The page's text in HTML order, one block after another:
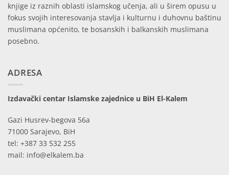
knjige iz raznih oblasti islamskog učenja, ali u širem opusu u
fokus svojih interesovanja stavlja i kulturnu i duhovnu baštinu
muslimana općenito, te bosanskih i balkanskih muslimana
posebno.
ADRESA
Izdavački centar Islamske zajednice u BiH El-Kalem
Gazi Husrev-begova 56a
71000 Sarajevo, BiH
tel: +387 33 532 255
mail: info@elkalem.ba